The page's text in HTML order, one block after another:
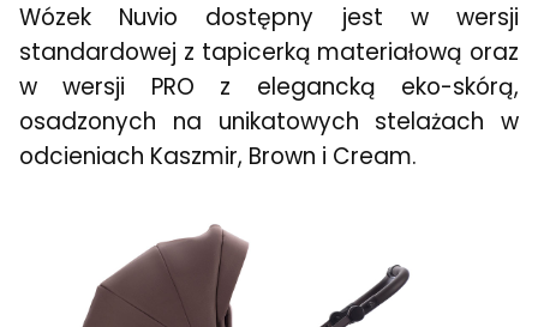
Wózek Nuvio dostępny jest w wersji
standardowej z tapicerką materiałową oraz
w wersji PRO z elegancką eko-skórą,
osadzonych na unikatowych stelażach w
odcieniach Kaszmir, Brown i Cream.